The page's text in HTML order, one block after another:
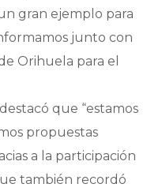
gran ejemplo para
junto con
Orihuela para el
que “estamos
propuestas
a la participación
también recordó